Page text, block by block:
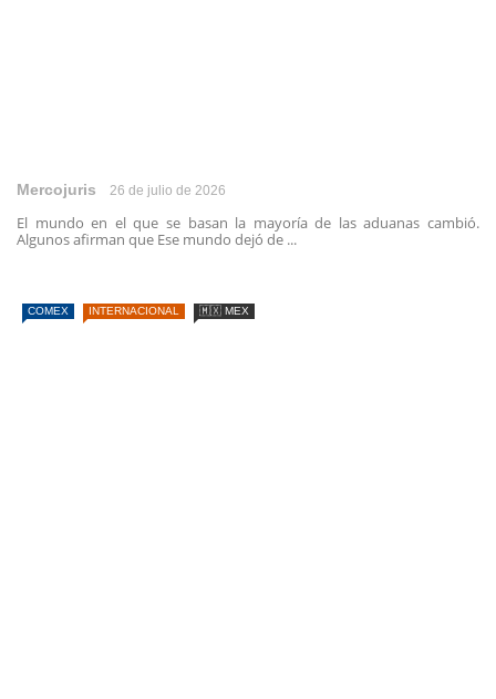
Mercojuris 26 de julio de 2026
El mundo en el que se basan la mayoría de las aduanas cambió.
Algunos afirman que Ese mundo dejó de ...
COMEX INTERNACIONAL 🇲🇽 MEX